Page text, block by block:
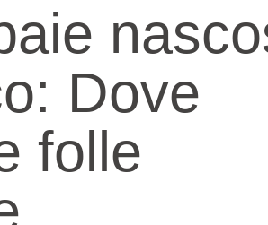
Dove
folle